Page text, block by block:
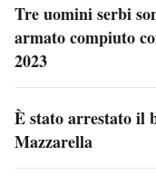
Tre uomini serbi
armato compiuto
2023
È stato arrestato il
Mazzarella